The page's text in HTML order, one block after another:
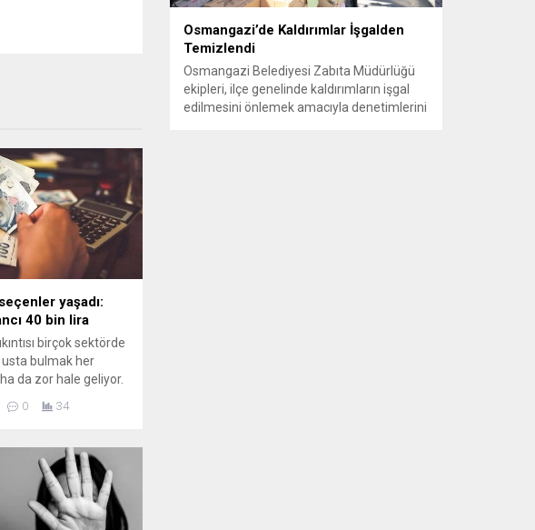
yaşadı:
40 bin lira
birçok sektörde
bulmak her
da zor hale geliyor.
meslek
artırdı.
0 34
Osmangazi’de Kaldırımlar İşgalden
Temizlendi
Osmangazi Belediyesi Zabıta Müdürlüğü
ekipleri, ilçe genelinde kaldırımların işgal
edilmesini önlemek amacıyla denetimlerini